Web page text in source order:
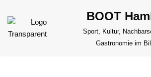
Zum
Inhalt
BOOT
Sport, Kultur,
Gastronomie im